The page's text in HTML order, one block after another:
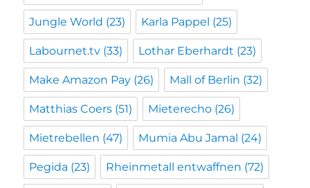
Jungle World (23) Karla Pappel (25)
Labournet.tv (33) Lothar Eberhardt (23)
Make Amazon Pay (26) Mall of Berlin (32)
Matthias Coers (51) Mieterecho (26)
Mietrebellen (47) Mumia Abu Jamal (24)
Pegida (23) Rheinmetall entwaffnen (72)